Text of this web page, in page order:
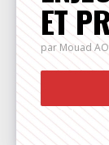
ET
par Mouad